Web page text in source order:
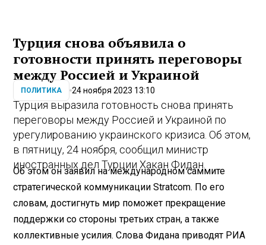
Турция снова объявила о
готовности принять переговоры
между Россией и Украиной
ПОЛИТИКА 24 ноября 2023 13:10
Турция выразила готовность снова принять
переговоры между Россией и Украиной по
урегулированию украинского кризиса. Об этом,
в пятницу, 24 ноября, сообщил министр
иностранных дел Турции Хакан Фидан.
Об этом он заявил на международном саммите
стратегической коммуникации Stratcom. По его
словам, достигнуть мир поможет прекращение
поддержки со стороны третьих стран, а также
коллективные усилия. Слова Фидана приводят РИА